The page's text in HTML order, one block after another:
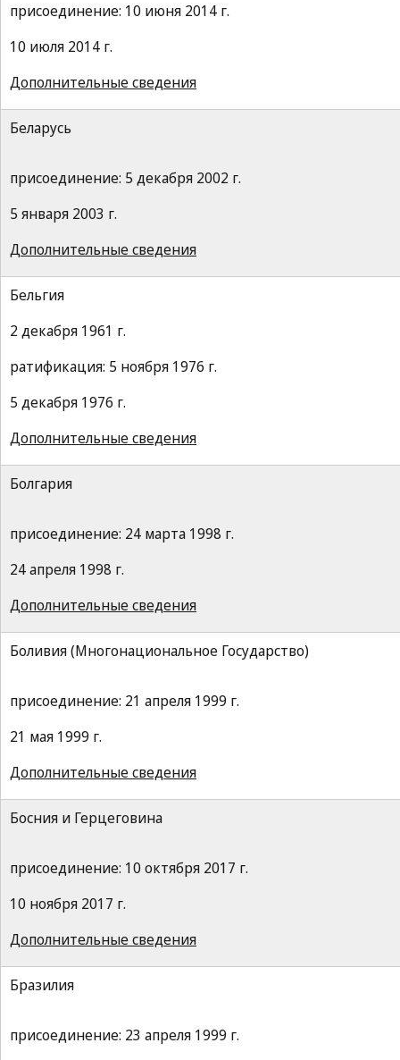
присоединение: 10 июня 2014 г.
10 июля 2014 г.
Дополнительные сведения
Беларусь
присоединение: 5 декабря 2002 г.
5 января 2003 г.
Дополнительные сведения
Бельгия
2 декабря 1961 г.
ратификация: 5 ноября 1976 г.
5 декабря 1976 г.
Дополнительные сведения
Болгария
присоединение: 24 марта 1998 г.
24 апреля 1998 г.
Дополнительные сведения
Боливия (Многонациональное Государство)
присоединение: 21 апреля 1999 г.
21 мая 1999 г.
Дополнительные сведения
Босния и Герцеговина
присоединение: 10 октября 2017 г.
10 ноября 2017 г.
Дополнительные сведения
Бразилия
присоединение: 23 апреля 1999 г.